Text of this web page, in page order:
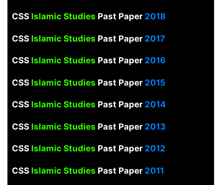
CSS Islamic Studies Past Paper2018
CSSIslamic Studies Past Paper2017
CSSIslamic Studies Past Paper 2016
CSS Islamic Studies Past Paper 2015
CSS Islamic Studies Past Paper2014
CSS Islamic Studies Past Paper 2013
CSSIslamic Studies Past Paper2012
CSS Islamic Studies Past Paper2011